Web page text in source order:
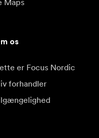
Maps
os
er Focus Nordic
forhandler